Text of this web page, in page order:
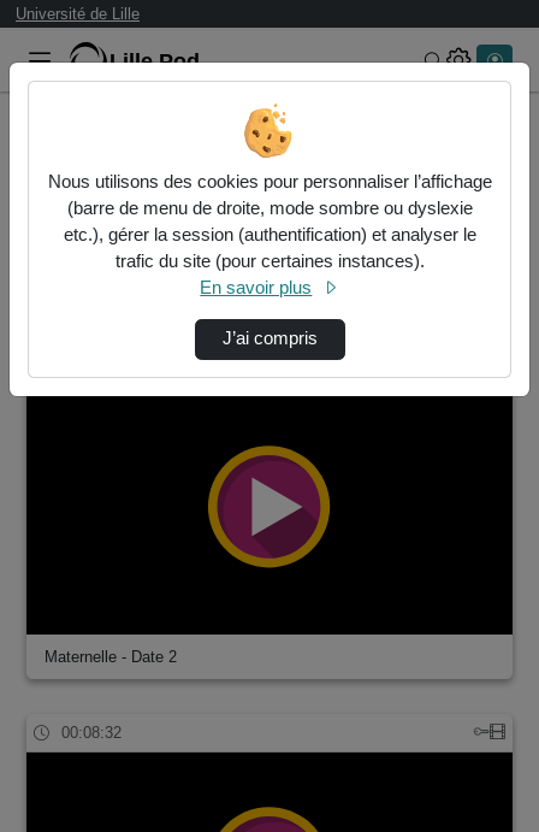
Université de Lille
Lille.Pod Rechercher
6068 vidéos trouvées
Vidéo Statistiques de vues
Maternelle - Date 2
00:08:32
Nous utilisons des cookies pour personnaliser l’affichage
(barre de menu de droite, mode sombre ou dyslexie
etc.), gérer la session (authentification) et analyser le
trafic du site (pour certaines instances).
En savoir plus
J’ai compris